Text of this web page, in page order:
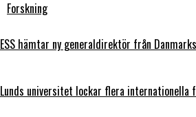
Forskning
ESS hämtar ny generaldirektör från
Lunds universitet lockar flera internationella